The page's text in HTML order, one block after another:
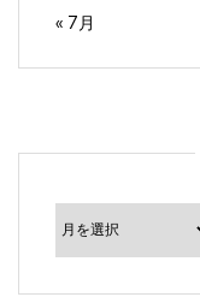
« 7月
ア
カ